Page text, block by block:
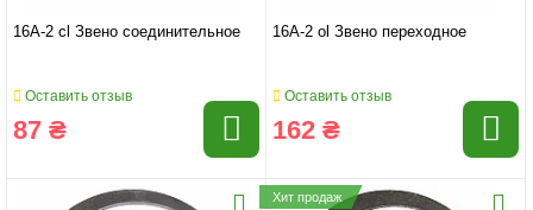
16A-2 cl Звено соединительное
Оставить отзыв
87 ₴
16A-2 ol Звено переходное
Оставить отзыв
162 ₴
Хит продаж